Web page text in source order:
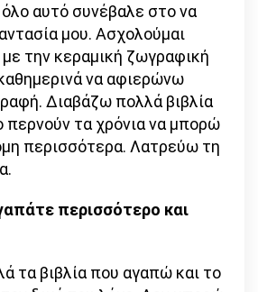
αυτό συνέβαλε στο να
μου. Ασχολούμαι
την κεραμική ζωγραφική
να αφιερώνω
Διαβάζω πολλά βιβλία
περνούν τα χρόνια να μπορώ
περισσότερα. Λατρεύω τη
περισσότερο και
τα βιβλία που αγαπώ και το